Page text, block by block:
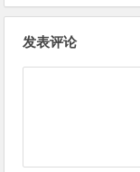
发表评论